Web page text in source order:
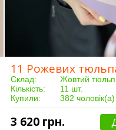
11 Рожевих
Склад:
Жовтий
Кількість:
11 шт.
Купили:
382 чоловік(а)
3 620 грн.